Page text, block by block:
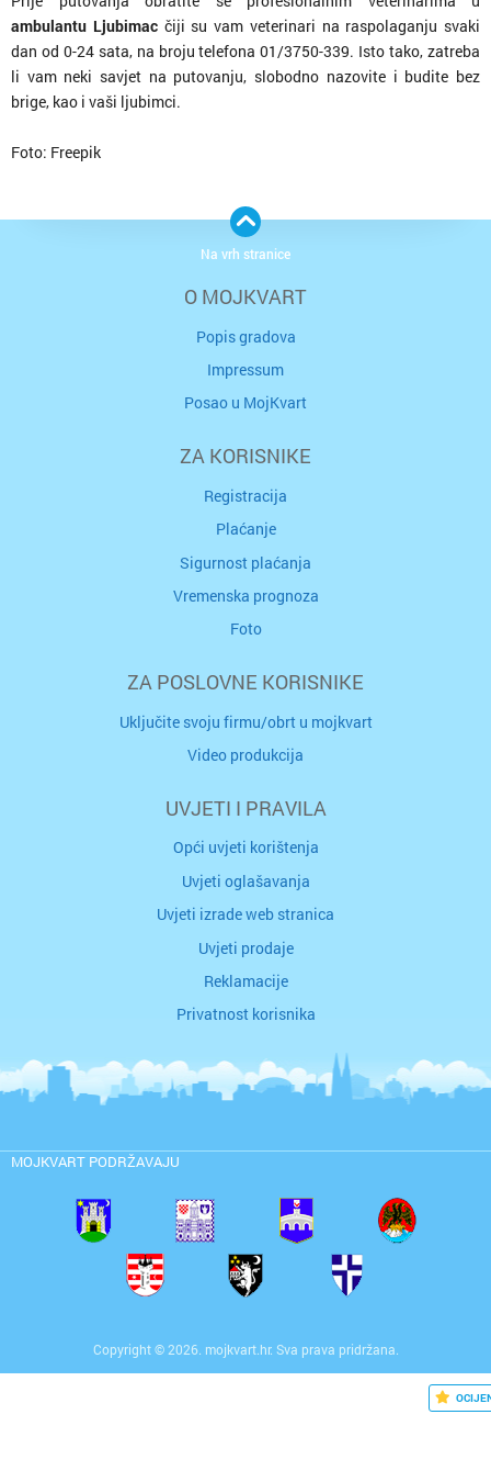
ambulantu Ljubimacčiji su vam veterinari na raspolaganju svaki
dan od 0-24 sata, na broju telefona 01/3750-339. Isto tako, zatreba
li vam neki savjet na putovanju, slobodno nazovite i budite bez
brige, kao i vaši ljubimci.
Foto: Freepik
O MOJKVART
Popis gradova
Impressum
Posao u MojKvart
ZA KORISNIKE
Registracija
Plaćanje
Sigurnost plaćanja
Vremenska prognoza
Foto
ZA POSLOVNE KORISNIKE
Uključite svoju firmu/obrt u mojkvart
Video produkcija
UVJETI I PRAVILA
Opći uvjeti korištenja
Uvjeti oglašavanja
Uvjeti izrade web stranica
Uvjeti prodaje
Reklamacije
Privatnost korisnika
MOJKVART PODRŽAVAJU
Copyright © 2026. mojkvart.hr. Sva prava pridržana.
Na vrh stranice